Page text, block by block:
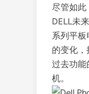
尽管如此
DELL未
系列平
的变化
过去功能
机。